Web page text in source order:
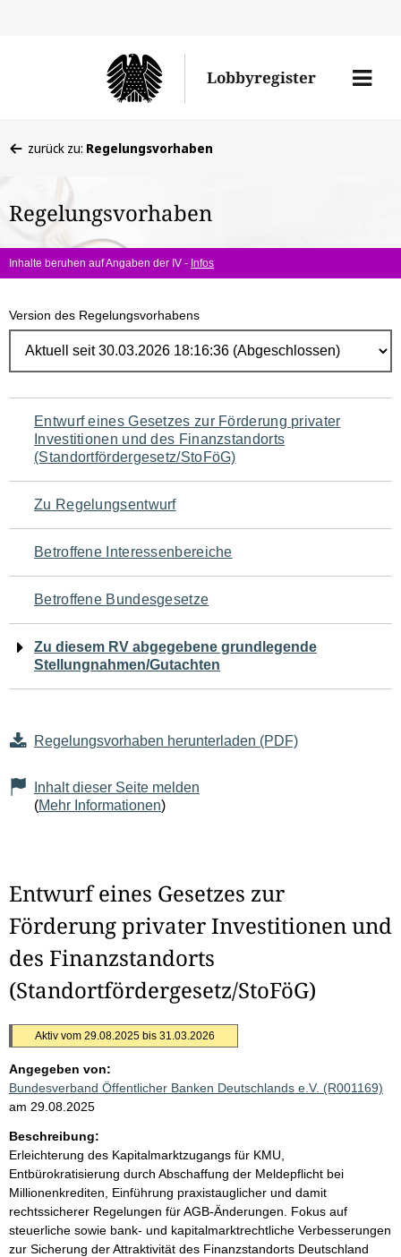
Lobbyregister
Menü
befinden
hier:
zurück zu: Regelungsvorhaben
Regelungsvorhaben
Inhalte beruhen auf Angaben der IV - Infos
Version des Regelungsvorhabens
Navigation
für
den
Seiteninhalt
Entwurf eines Gesetzes zur Förderung privater
Investitionen und des Finanzstandorts
(Standortfördergesetz/StoFöG)
Zu Regelungsentwurf
Betroffene Interessenbereiche
Betroffene Bundesgesetze
Zu diesem RV abgegebene grundlegende
Stellungnahmen/Gutachten
Regelungsvorhaben herunterladen (PDF)
Inhalt dieser Seite melden
(Mehr Informationen)
Entwurf eines Gesetzes zur
Förderung privater Investitionen und
des Finanzstandorts
(Standortfördergesetz/StoFöG)
Aktiv vom 29.08.2025 bis 31.03.2026
Angegeben von:
Bundesverband Öffentlicher Banken Deutschlands e.V. (R001169)
am 29.08.2025
Beschreibung:
Erleichterung des Kapitalmarktzugangs für KMU,
Entbürokratisierung durch Abschaffung der Meldepflicht bei
Millionenkrediten, Einführung praxistauglicher und damit
rechtssicherer Regelungen für AGB-Änderungen. Fokus auf
steuerliche sowie bank- und kapitalmarktrechtliche Verbesserungen
zur Sicherung der Attraktivität des Finanzstandorts Deutschland